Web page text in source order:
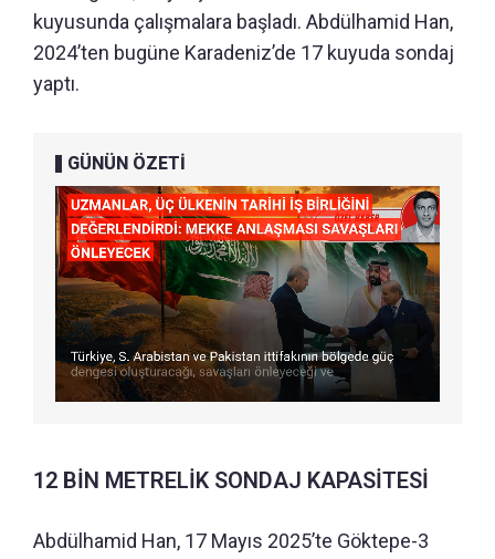
kuyusunda çalışmalara başladı. Abdülhamid Han,
2024’ten bugüne Karadeniz’de 17 kuyuda sondaj
yaptı.
GÜNÜN ÖZETİ
12 BİN METRELİK SONDAJ KAPASİTESİ
Abdülhamid Han, 17 Mayıs 2025’te Göktepe-3